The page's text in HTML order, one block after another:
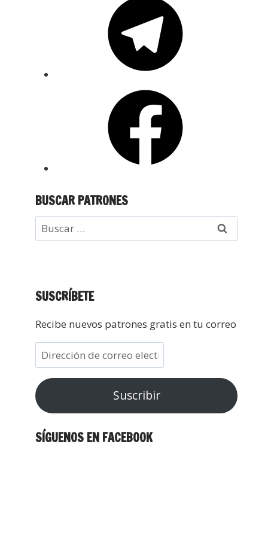
BUSCAR PATRONES
SUSCRÍBETE
Recibe nuevos patrones gratis en tu correo
Suscribir
SÍGUENOS EN FACEBOOK